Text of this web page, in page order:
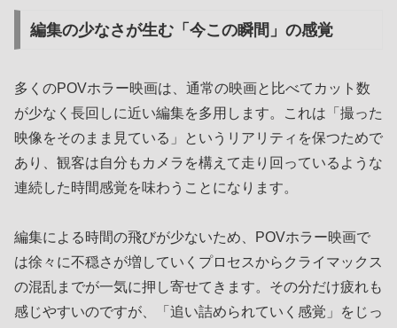
編集の少なさが生む「今この瞬間」の感覚
多くのPOVホラー映画は、通常の映画と比べてカット数
が少なく長回しに近い編集を多用します。これは「撮った
映像をそのまま見ている」というリアリティを保つためで
あり、観客は自分もカメラを構えて走り回っているような
連続した時間感覚を味わうことになります。
編集による時間の飛びが少ないため、POVホラー映画で
は徐々に不穏さが増していくプロセスからクライマックス
の混乱までが一気に押し寄せてきます。その分だけ疲れも
感じやすいのですが、「追い詰められていく感覚」をじっ